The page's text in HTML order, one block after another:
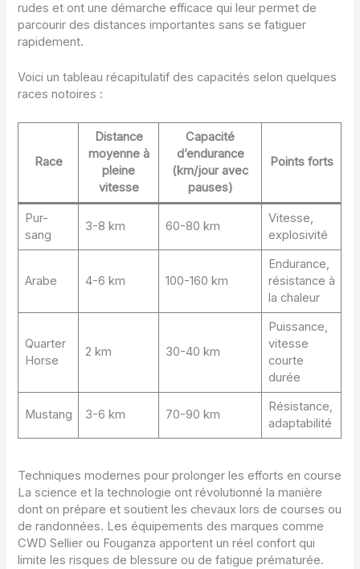
rudes et ont une démarche efficace qui leur permet de
parcourir des distances importantes sans se fatiguer
rapidement.
Voici un tableau récapitulatif des capacités selon quelques
races notoires :
Race
Distance
moyenne à
pleine
vitesse
Capacité
d’endurance
(km/jour avec
pauses)
Points forts
Pur-
sang
3-8 km 60-80 km
Vitesse,
explosivité
Arabe 4-6 km 100-160 km
Endurance,
résistance à
la chaleur
Quarter
Horse
2 km 30-40 km
Puissance,
vitesse
courte
durée
Mustang 3-6 km 70-90 km
Résistance,
adaptabilité
Techniques modernes pour prolonger les efforts en course
La science et la technologie ont révolutionné la manière
dont on prépare et soutient les chevaux lors de courses ou
de randonnées. Les équipements des marques comme
CWD Sellier ou Fouganza apportent un réel confort qui
limite les risques de blessure ou de fatigue prématurée.